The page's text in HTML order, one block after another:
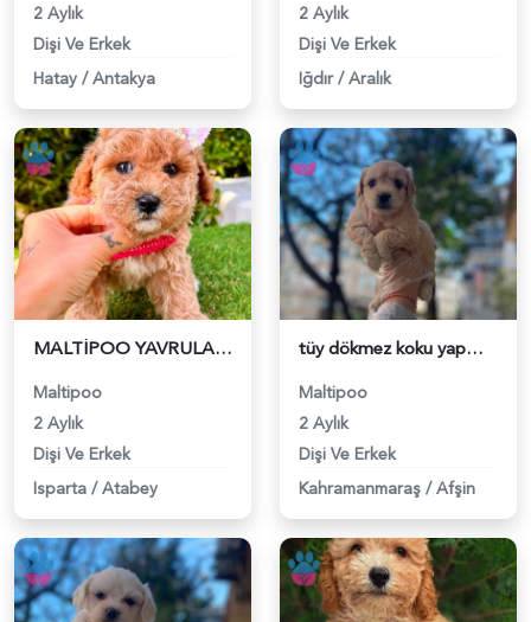
2 Aylık
Dişi Ve Erkek
Hatay /Antakya
2 Aylık
Dişi Ve Erkek
Iğdır/Aralık
MALTİPOO YAVRULARIMIZ - 6314
Maltipoo
2 Aylık
Dişi Ve Erkek
Isparta /Atabey
tüy dökmez koku yapmaz maltipoo bebekler - 6316
Maltipoo
2 Aylık
Dişi Ve Erkek
Kahramanmaraş /Afşin